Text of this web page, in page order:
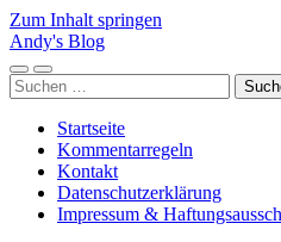
Zum Inhalt springen
Andy's Blog
Mobile-
Menü
Suchfeld
ein-/ausblenden
Suchen
nach:
Startseite
Kommentarregeln
Kontakt
Datenschutzerklärung
Impressum &